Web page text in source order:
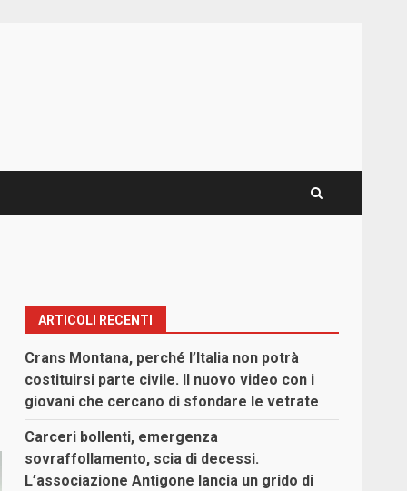
ARTICOLI RECENTI
Crans Montana, perché l’Italia non potrà
costituirsi parte civile. Il nuovo video con i
giovani che cercano di sfondare le vetrate
Carceri bollenti, emergenza
sovraffollamento, scia di decessi.
L’associazione Antigone lancia un grido di